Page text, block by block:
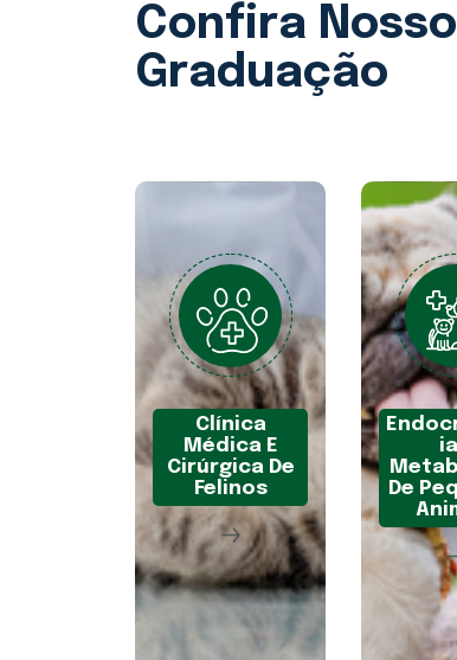
Confira
Graduação
Clínica
Médica E
Cirúrgica De
Felinos
De